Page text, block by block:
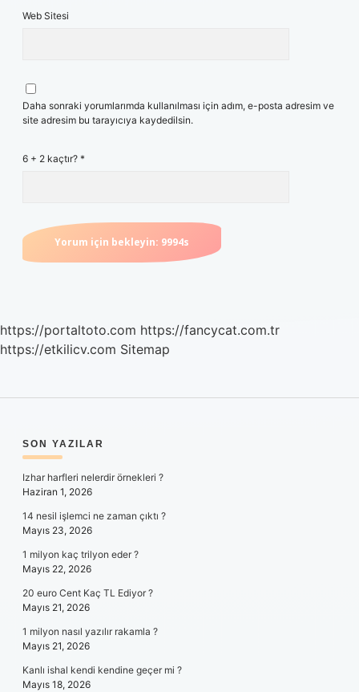
Web Sitesi
Daha sonraki yorumlarımda kullanılması için adım, e-posta adresim ve
site adresim bu tarayıcıya kaydedilsin.
6 + 2 kaçtır? *
https://portaltoto.com https://fancycat.com.tr
https://etkilicv.com Sitemap
SIDEBAR
SON YAZILAR
Izhar harfleri nelerdir örnekleri ?
Haziran 1, 2026
14 nesil işlemci ne zaman çıktı ?
Mayıs 23, 2026
1 milyon kaç trilyon eder ?
Mayıs 22, 2026
20 euro Cent Kaç TL Ediyor ?
Mayıs 21, 2026
1 milyon nasıl yazılır rakamla ?
Mayıs 21, 2026
Kanlı ishal kendi kendine geçer mi ?
Mayıs 18, 2026